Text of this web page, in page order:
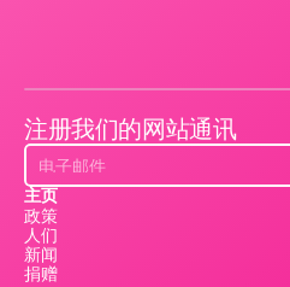
注册我们的网站通讯
主页
政策
人们
新闻
捐赠